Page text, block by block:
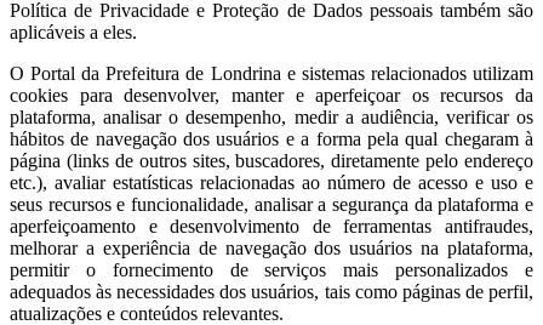
Política de Privacidade e Proteção de Dados pessoais também são
aplicáveis a eles.
O Portal da Prefeitura de Londrina e sistemas relacionados utilizam
cookies para desenvolver, manter e aperfeiçoar os recursos da
plataforma, analisar o desempenho, medir a audiência, verificar os
hábitos de navegação dos usuários e a forma pela qual chegaram à
página (links de outros sites, buscadores, diretamente pelo endereço
etc.), avaliar estatísticas relacionadas ao número de acesso e uso e
seus recursos e funcionalidade, analisar a segurança da plataforma e
aperfeiçoamento e desenvolvimento de ferramentas antifraudes,
melhorar a experiência de navegação dos usuários na plataforma,
permitir o fornecimento de serviços mais personalizados e
adequados às necessidades dos usuários, tais como páginas de perfil,
atualizações e conteúdos relevantes.